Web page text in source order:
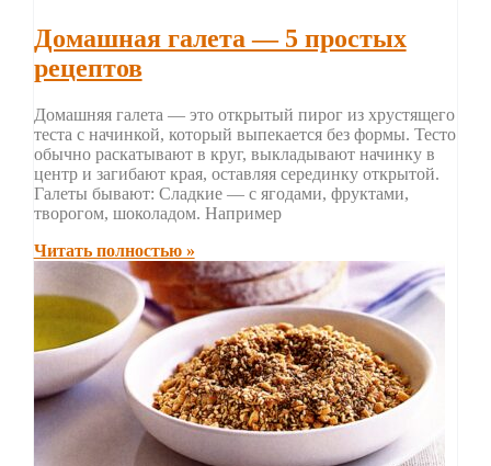
Домашная галета — 5 простых
рецептов
Домашняя галета — это открытый пирог из хрустящего
теста с начинкой, который выпекается без формы. Тесто
обычно раскатывают в круг, выкладывают начинку в
центр и загибают края, оставляя серединку открытой.
Галеты бывают: Сладкие — с ягодами, фруктами,
творогом, шоколадом. Например
Читать полностью »